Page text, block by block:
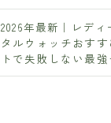
2026年最新｜レデ
タルウォッチおす
トで失敗しない最